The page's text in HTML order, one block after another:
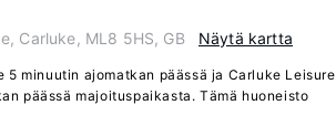
Carluke, ML8 5HS, GB Näytä kartta
5 minuutin ajomatkan päässä ja Carluke Leisure
päässä majoituspaikasta. Tämä huoneisto